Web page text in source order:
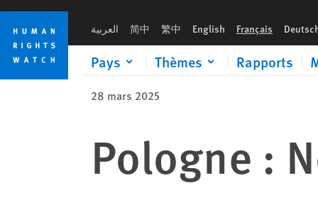
Skip
cookie
privacy
notice
Skip
main
content
العربية 简中 繁中 English Français
Pays Thèmes Rapports
28 mars 2025
Pologne :